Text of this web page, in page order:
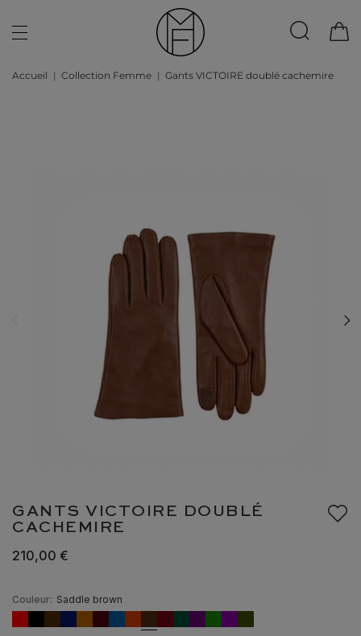
Accueil Collection Femme Gants VICTOIRE doublé cachemire
GANTS VICTOIRE DOUBLÉ
CACHEMIRE
210,00 €
Couleur: Saddle brown